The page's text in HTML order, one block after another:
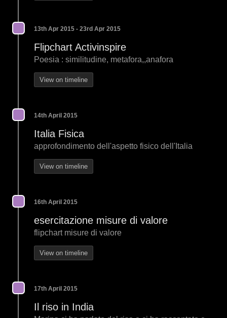
13th Apr 2015 - 23rd Apr 2015
Flipchart Activinspire
Poesia : similitudine, metafora,,anafora
View on timeline
14th April 2015
Italia Fisica
approfondimento dell'aspetto fisico dell'Italia
View on timeline
16th April 2015
esercitazione misure di valore
flipchart misure di valore
View on timeline
17th April 2015
Il riso in India